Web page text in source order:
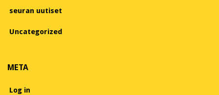
seuran uutiset
Uncategorized
META
Log in